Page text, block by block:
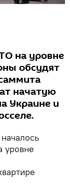
на уровне
обсудят
начатую
Украине и
уровне